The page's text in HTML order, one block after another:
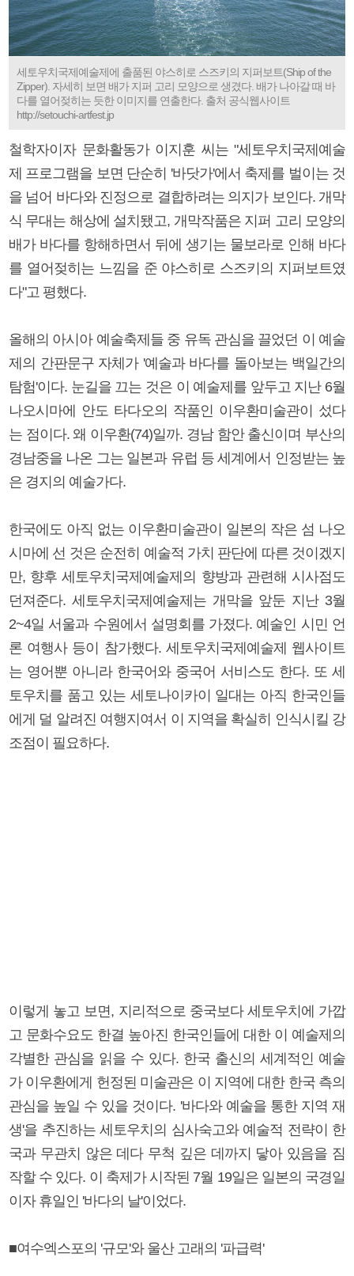
세토우치국제예술제에 출품된 야스히로 스즈키의 지퍼보트(Ship of the
Zipper). 자세히 보면 배가 지퍼 고리 모양으로 생겼다. 배가 나아갈 때 바
다를 열어젖히는 듯한 이미지를 연출한다. 출처 공식웹사이트
http://setouchi-artfest.jp
철학자이자 문화활동가 이지훈 씨는 "세토우치국제예술
제 프로그램을 보면 단순히 '바닷가'에서 축제를 벌이는 것
을 넘어 바다와 진정으로 결합하려는 의지가 보인다. 개막
식 무대는 해상에 설치됐고, 개막작품은 지퍼 고리 모양의
배가 바다를 항해하면서 뒤에 생기는 물보라로 인해 바다
를 열어젖히는 느낌을 준 야스히로 스즈키의 지퍼보트였
다"고 평했다.
올해의 아시아 예술축제들 중 유독 관심을 끌었던 이 예술
제의 간판문구 자체가 '예술과 바다를 돌아보는 백일간의
탐험'이다. 눈길을 끄는 것은 이 예술제를 앞두고 지난 6월
나오시마에 안도 타다오의 작품인 이우환미술관이 섰다
는 점이다. 왜 이우환(74)일까. 경남 함안 출신이며 부산의
경남중을 나온 그는 일본과 유럽 등 세계에서 인정받는 높
은 경지의 예술가다.
한국에도 아직 없는 이우환미술관이 일본의 작은 섬 나오
시마에 선 것은 순전히 예술적 가치 판단에 따른 것이겠지
만, 향후 세토우치국제예술제의 향방과 관련해 시사점도
던져준다. 세토우치국제예술제는 개막을 앞둔 지난 3월
2~4일 서울과 수원에서 설명회를 가졌다. 예술인 시민 언
론 여행사 등이 참가했다. 세토우치국제예술제 웹사이트
는 영어뿐 아니라 한국어와 중국어 서비스도 한다. 또 세
토우치를 품고 있는 세토나이카이 일대는 아직 한국인들
에게 덜 알려진 여행지여서 이 지역을 확실히 인식시킬 강
조점이 필요하다.
이렇게 놓고 보면, 지리적으로 중국보다 세토우치에 가깝
고 문화수요도 한결 높아진 한국인들에 대한 이 예술제의
각별한 관심을 읽을 수 있다. 한국 출신의 세계적인 예술
가 이우환에게 헌정된 미술관은 이 지역에 대한 한국 측의
관심을 높일 수 있을 것이다. '바다와 예술을 통한 지역 재
생'을 추진하는 세토우치의 심사숙고와 예술적 전략이 한
국과 무관치 않은 데다 무척 깊은 데까지 닿아 있음을 짐
작할 수 있다. 이 축제가 시작된 7월 19일은 일본의 국경일
이자 휴일인 '바다의 날'이었다.
■여수엑스포의 '규모'와 울산 고래의 '파급력'